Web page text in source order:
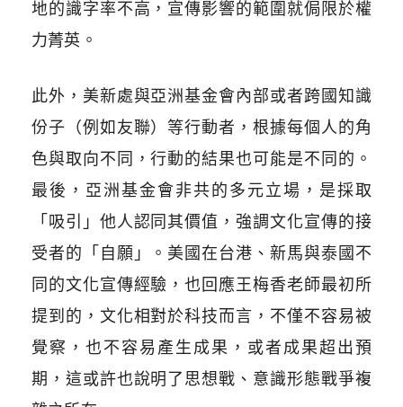
地的識字率不高，宣傳影響的範圍就侷限於權
力菁英。
此外，美新處與亞洲基金會內部或者跨國知識
份子（例如友聯）等行動者，根據每個人的角
色與取向不同，行動的結果也可能是不同的。
最後，亞洲基金會非共的多元立場，是採取
「吸引」他人認同其價值，強調文化宣傳的接
受者的「自願」。美國在台港、新馬與泰國不
同的文化宣傳經驗，也回應王梅香老師最初所
提到的，文化相對於科技而言，不僅不容易被
覺察，也不容易產生成果，或者成果超出預
期，這或許也說明了思想戰、意識形態戰爭複